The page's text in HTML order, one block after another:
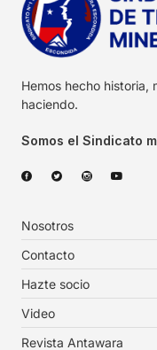
Hemos hecho historia,
haciendo.
Somos el Sindicato
Nosotros
Contacto
Hazte socio
Video
Revista Antawara